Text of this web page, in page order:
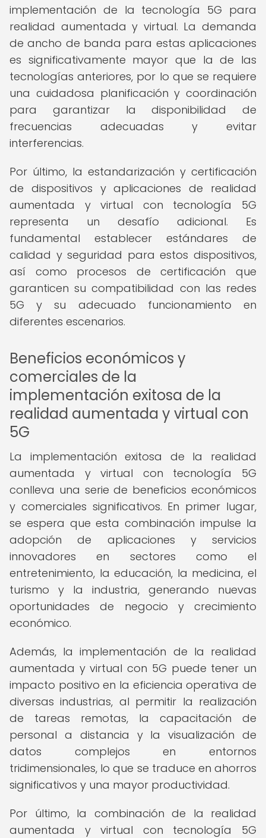
implementación de la tecnología 5G para
realidad aumentada y virtual. La demanda
de ancho de banda para estas aplicaciones
es significativamente mayor que la de las
tecnologías anteriores, por lo que se requiere
una cuidadosa planificación y coordinación
para garantizar la disponibilidad de
frecuencias adecuadas y evitar
interferencias.
Por último, la estandarización y certificación
de dispositivos y aplicaciones de realidad
aumentada y virtual con tecnología 5G
representa un desafío adicional. Es
fundamental establecer estándares de
calidad y seguridad para estos dispositivos,
así como procesos de certificación que
garanticen su compatibilidad con las redes
5G y su adecuado funcionamiento en
diferentes escenarios.
Beneficios económicos y
comerciales de la
implementación exitosa de la
realidad aumentada y virtual con
5G
La implementación exitosa de la realidad
aumentada y virtual con tecnología 5G
conlleva una serie de beneficios económicos
y comerciales significativos. En primer lugar,
se espera que esta combinación impulse la
adopción de aplicaciones y servicios
innovadores en sectores como el
entretenimiento, la educación, la medicina, el
turismo y la industria, generando nuevas
oportunidades de negocio y crecimiento
económico.
Además, la implementación de la realidad
aumentada y virtual con 5G puede tener un
impacto positivo en la eficiencia operativa de
diversas industrias, al permitir la realización
de tareas remotas, la capacitación de
personal a distancia y la visualización de
datos complejos en entornos
tridimensionales, lo que se traduce en ahorros
significativos y una mayor productividad.
Por último, la combinación de la realidad
aumentada y virtual con tecnología 5G